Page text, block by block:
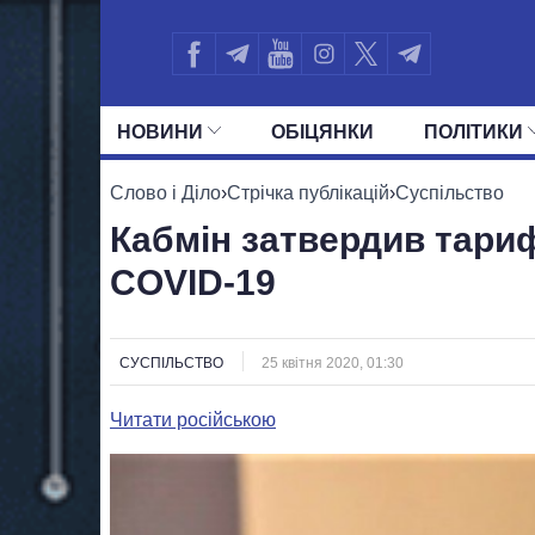
НОВИНИ ОБIЦЯНКИ ПОЛIТИКИ
УСІ ПОЛІТИКИ ПРЕЗИДЕНТ І ОФІС
Слово і Діло›Стрічка публікацій›Суспільство
Кабмін затвердив
COVID-19
СУСПІЛЬСТВО 25 квітня 2020, 01:30
Читати російською